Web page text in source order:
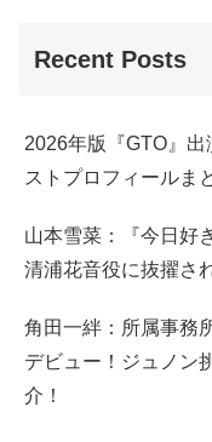
Recent Posts
2026年版『GTO』
ストプロフィールま
山本雪菜：『今日好
清浦花音役に抜擢さ
角田一絆：所属事務
デビュー！ジュノン
介！